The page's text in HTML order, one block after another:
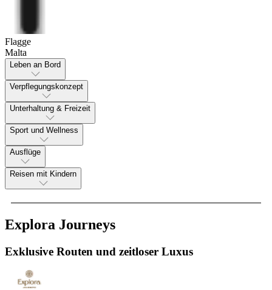
Flagge
Malta
Leben an Bord
Verpflegungskonzept
Unterhaltung & Freizeit
Sport und Wellness
Ausflüge
Reisen mit Kindern
Explora Journeys
Exklusive Routen und zeitloser Luxus